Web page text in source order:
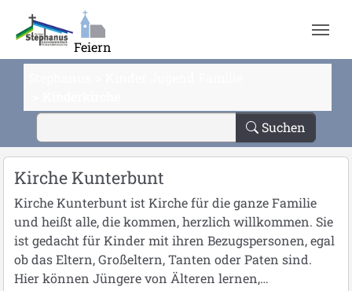
Zum Hauptinhalt springen
Feiern
Suchen
Kirche Kunterbunt
Kirche Kunterbunt ist Kirche für die ganze Familie
und heißt alle, die kommen, herzlich willkommen. Sie
ist gedacht für Kinder mit ihren Bezugspersonen, egal
ob das Eltern, Großeltern, Tanten oder Paten sind.
Hier können Jüngere von Älteren lernen,…